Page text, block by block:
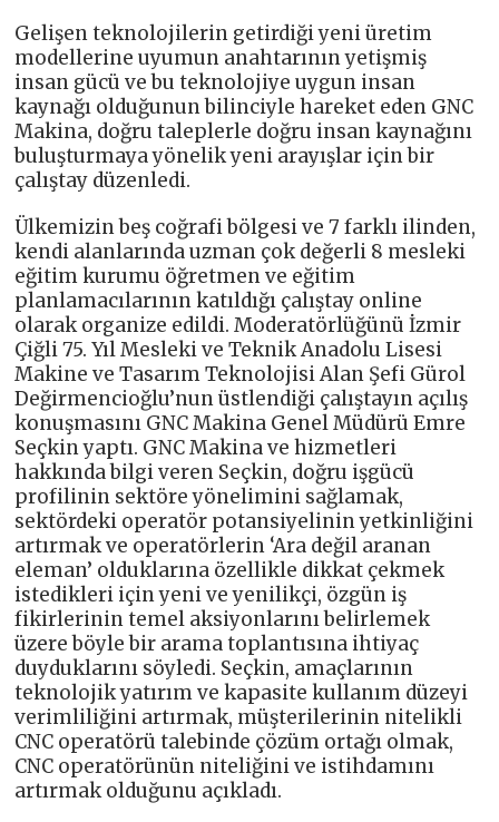
Gelişen teknolojilerin getirdiği yeni üretim
modellerine uyumun anahtarının yetişmiş
insan gücü ve bu teknolojiye uygun insan
kaynağı olduğunun bilinciyle hareket eden GNC
Makina, doğru taleplerle doğru insan kaynağını
buluşturmaya yönelik yeni arayışlar için bir
çalıştay düzenledi.
Ülkemizin beş coğrafi bölgesi ve 7 farklı ilinden,
kendi alanlarında uzman çok değerli 8 mesleki
eğitim kurumu öğretmen ve eğitim
planlamacılarının katıldığı çalıştay online
olarak organize edildi. Moderatörlüğünü İzmir
Çiğli 75. Yıl Mesleki ve Teknik Anadolu Lisesi
Makine ve Tasarım Teknolojisi Alan Şefi Gürol
Değirmencioğlu’nun üstlendiği çalıştayın açılış
konuşmasını GNC Makina Genel Müdürü Emre
Seçkin yaptı. GNC Makina ve hizmetleri
hakkında bilgi veren Seçkin, doğru işgücü
profilinin sektöre yönelimini sağlamak,
sektördeki operatör potansiyelinin yetkinliğini
artırmak ve operatörlerin ‘Ara değil aranan
eleman’ olduklarına özellikle dikkat çekmek
istedikleri için yeni ve yenilikçi, özgün iş
fikirlerinin temel aksiyonlarını belirlemek
üzere böyle bir arama toplantısına ihtiyaç
duyduklarını söyledi. Seçkin, amaçlarının
teknolojik yatırım ve kapasite kullanım düzeyi
verimliliğini artırmak, müşterilerinin nitelikli
CNC operatörü talebinde çözüm ortağı olmak,
CNC operatörünün niteliğini ve istihdamını
artırmak olduğunu açıkladı.